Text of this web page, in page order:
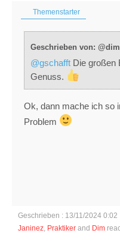
Themenstarter
Geschrieben von: @dim
@gschafft Die großen
Genuss.
Ok, dann mache ich so
Problem
Geschrieben : 13/11/2024 0:02
Janinez, Praktiker and Dim